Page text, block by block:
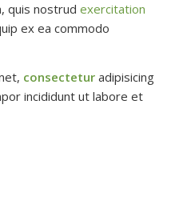
quis nostrud exercitation
ex ea commodo
consecteturadipisicing
incididunt ut labore et